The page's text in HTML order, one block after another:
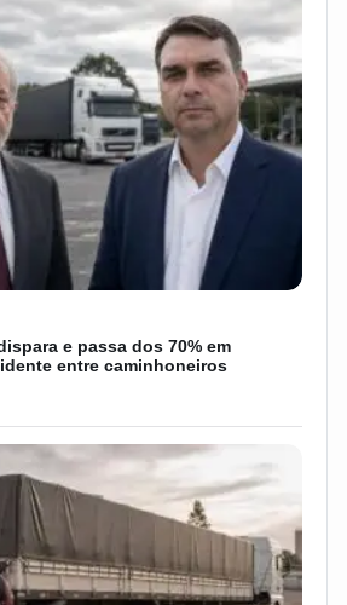
e passa dos 70% em
entre caminhoneiros